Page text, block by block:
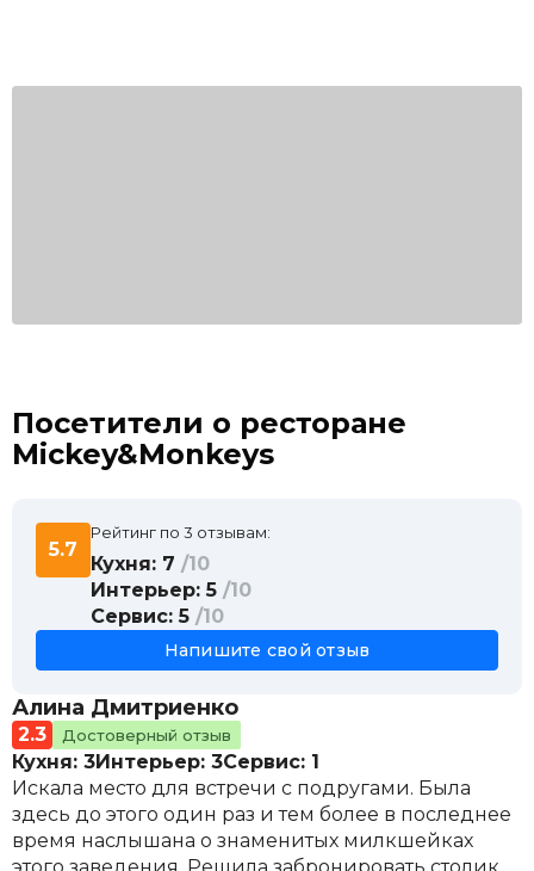
Посетители о ресторане
Mickey&Monkeys
5.7
Рейтинг по 3 отзывам:
Кухня: 7 /10
Интерьер: 5 /10
Сервис: 5 /10
Напишите свой отзыв
Алина Дмитриенко
2.3 Достоверный отзыв
Кухня: 3Интерьер: 3Сервис: 1
Искала место для встречи с подругами. Была
здесь до этого один раз и тем более в последнее
время наслышана о знаменитых милкшейках